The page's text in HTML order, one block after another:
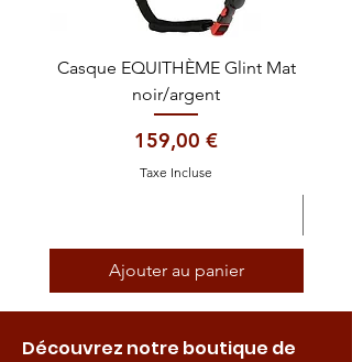
Casque EQUITHÈME Glint Mat
noir/argent
Prix
159,00 €
Taxe Incluse
Ajouter au panier
Découvrez notre boutique de